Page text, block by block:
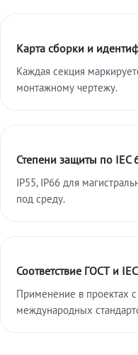
Карта сборки и
Каждая секция
монтажному чертежу.
Степени защиты по IEC
IP55, IP66 для
под среду.
Соответствие ГОСТ и IEC
Применение в проектах
международных